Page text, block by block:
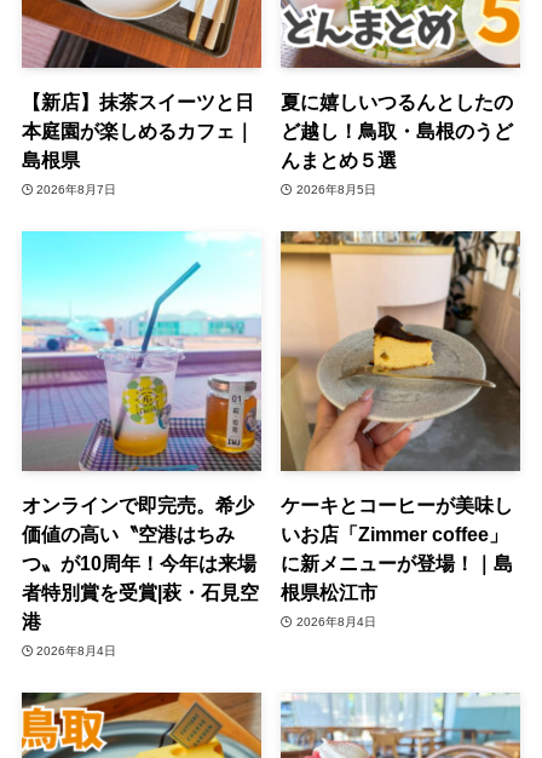
【新店】抹茶スイーツと日
本庭園が楽しめるカフェ｜
島根県
2026年8月7日
夏に嬉しいつるんとしたの
ど越し！鳥取・島根のうど
んまとめ５選
2026年8月5日
オンラインで即完売。希少
価値の高い〝空港はちみ
つ〟が10周年！今年は来場
者特別賞を受賞|萩・石見空
港
2026年8月4日
ケーキとコーヒーが美味し
いお店「Zimmer coffee」
に新メニューが登場！｜島
根県松江市
2026年8月4日